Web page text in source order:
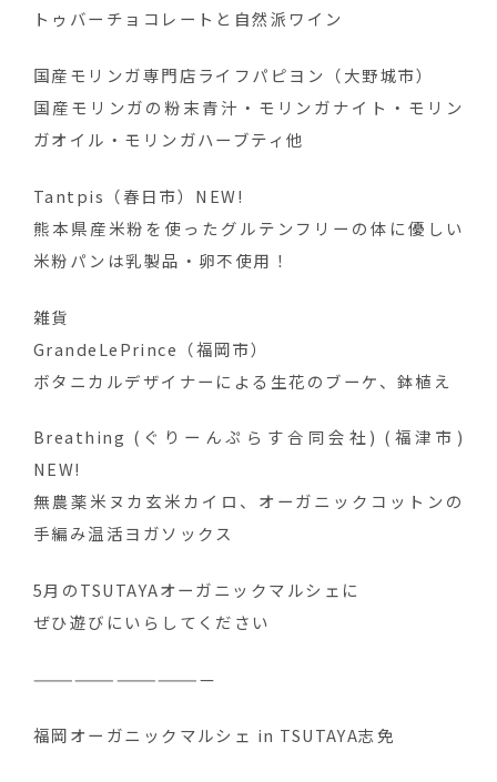
トゥバーチョコレートと自然派ワイン
国産モリンガ専門店ライフパピヨン（大野城市）
国産モリンガの粉末青汁・モリンガナイト・モリン
ガオイル・モリンガハーブティ他
Tantpis（春日市）NEW!
熊本県産米粉を使ったグルテンフリーの体に優しい
米粉パンは乳製品・卵不使用！
雑貨
GrandeLePrince（福岡市）
ボタニカルデザイナーによる生花のブーケ、鉢植え
Breathing (ぐりーんぷらす合同会社) (福津市)
NEW!
無農薬米ヌカ玄米カイロ、オーガニックコットンの
手編み温活ヨガソックス
5月のTSUTAYAオーガニックマルシェに
ぜひ遊びにいらしてください
—————————————
福岡オーガニックマルシェ in TSUTAYA志免